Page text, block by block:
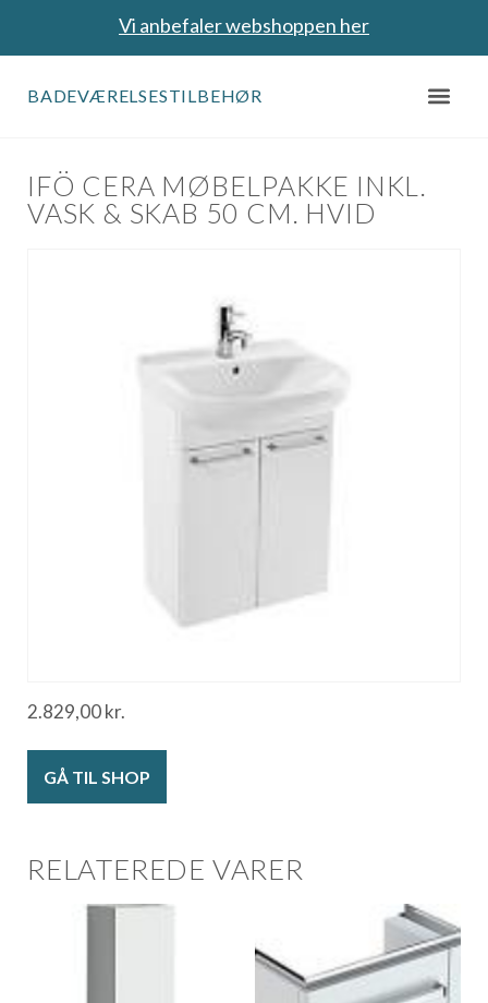
Vi anbefaler webshoppen her
BADEVÆRELSESTILBEHØR
IFÖ CERA MØBELPAKKE INKL.
VASK & SKAB 50 CM. HVID
2.829,00kr.
GÅ TIL SHOP
RELATEREDE VARER